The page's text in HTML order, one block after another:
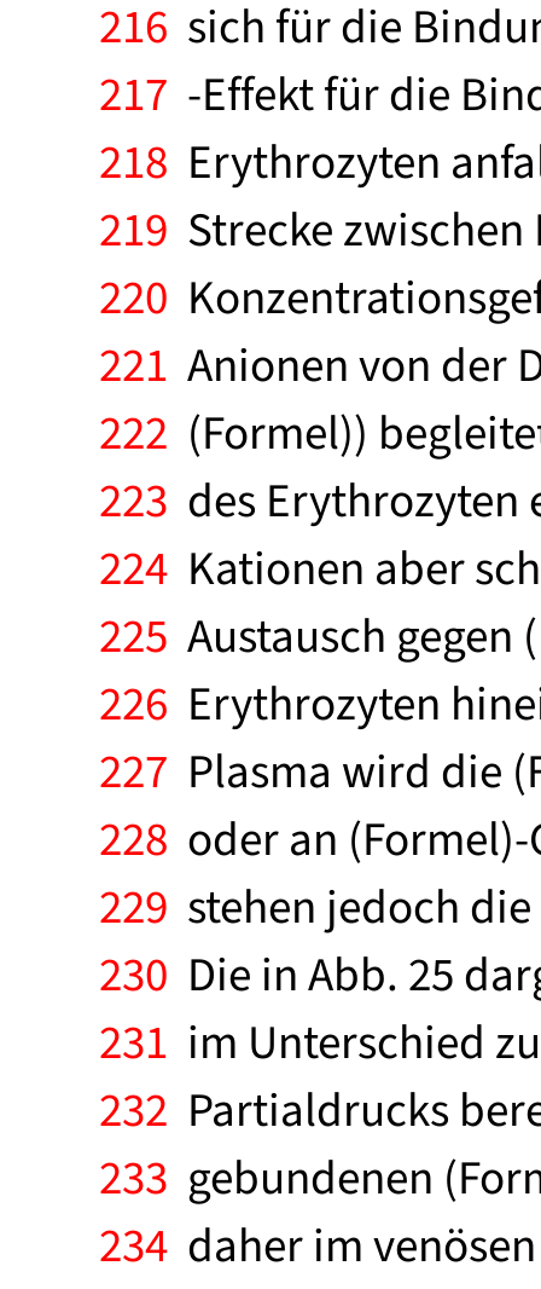
216 sich für die
217 -Effekt für die
218 Erythrozyten
219 Strecke
220
221 Anionen von der
222 (Formel))
223 des
224 Kationen aber
225 Austausch gegen
226 Erythrozyten
227 Plasma wird die
228 oder an
229 stehen jedoch
230 Die in Abb. 25
231 im Unterschied
232 Partialdrucks
233 gebundenen
234 daher im